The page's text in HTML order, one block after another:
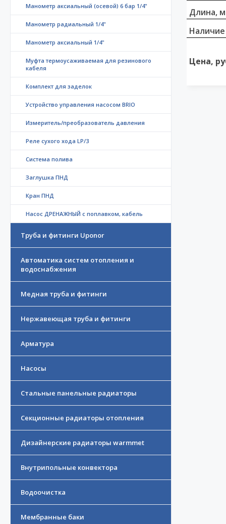
Манометр аксиальный (осевой) 6 бар 1/4"
Манометр радиальный 1/4"
Манометр аксиальный 1/4"
Муфта термоусаживаемая для резинового
кабеля
Комплект для заделок
Устройство управления насосом BRIO
Измеритель/преобразователь давления
Реле сухого хода LP/3
Система полива
Заглушка ПНД
Кран ПНД
Насос ДРЕНАЖНЫЙ с поплавком, кабель
Труба и фитинги Uponor
Автоматика систем отопления и
водоснабжения
Медная труба и фитинги
Нержавеющая труба и фитинги
Арматура
Насосы
Стальные панельные радиаторы
Секционные радиаторы отопления
Дизайнерские радиаторы warmmet
Внутрипольные конвектора
Водоочистка
Мембранные баки
Длина,
Наличие
Цена,